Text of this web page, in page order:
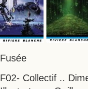
Fusée
F02- Collectif ..